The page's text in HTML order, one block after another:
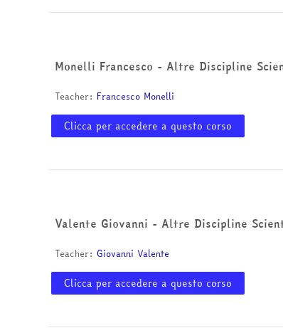
Monelli Francesco - Altre Discipline
Teacher: Francesco Monelli
Clicca per accedere a questo corso
Valente Giovanni - Altre Discipline
Teacher:Giovanni Valente
Clicca per accedere a questo corso